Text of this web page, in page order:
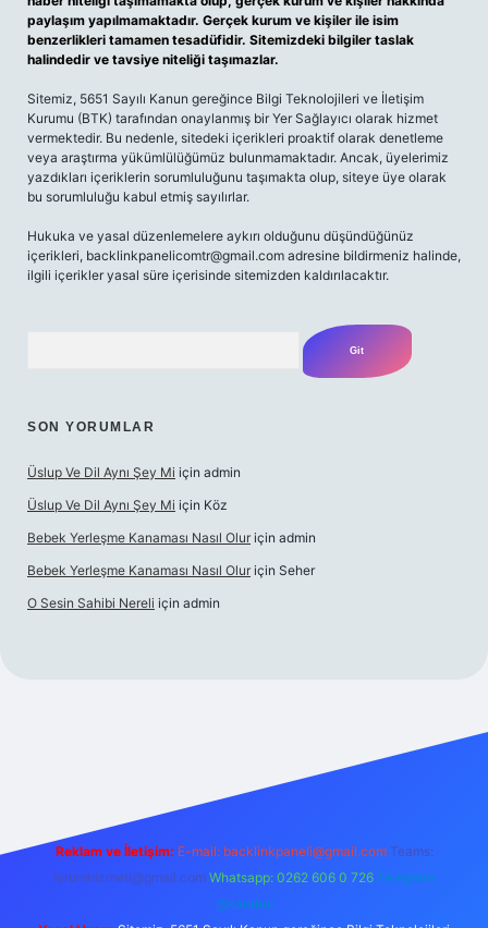
paylaşım yapılmamaktadır. Gerçek kurum ve kişiler ile isim
benzerlikleri tamamen tesadüfidir. Sitemizdeki bilgiler taslak
halindedir ve tavsiye niteliği taşımazlar.
Sitemiz, 5651 Sayılı Kanun gereğince Bilgi Teknolojileri ve İletişim
Kurumu (BTK) tarafından onaylanmış bir Yer Sağlayıcı olarak hizmet
vermektedir. Bu nedenle, sitedeki içerikleri proaktif olarak denetleme
veya araştırma yükümlülüğümüz bulunmamaktadır. Ancak, üyelerimiz
yazdıkları içeriklerin sorumluluğunu taşımakta olup, siteye üye olarak
bu sorumluluğu kabul etmiş sayılırlar.
Hukuka ve yasal düzenlemelere aykırı olduğunu düşündüğünüz
içerikleri, backlinkpanelicomtr@gmail.com adresine bildirmeniz halinde,
ilgili içerikler yasal süre içerisinde sitemizden kaldırılacaktır.
SON YORUMLAR
Üslup Ve Dil Aynı Şey Mi için admin
Üslup Ve Dil Aynı Şey Mi için Köz
Bebek Yerleşme Kanaması Nasıl Olur için admin
Bebek Yerleşme Kanaması Nasıl Olur için Seher
O Sesin Sahibi Nereli için admin
Reklam ve İletişim: E-mail: backlinkpaneli@gmail.com Teams:
forumhizmeti@gmail.com Whatsapp: 0262 606 0 726 Telegram:
@karabul